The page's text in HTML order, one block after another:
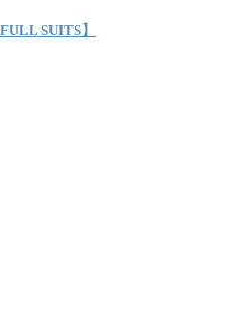
SUITS】